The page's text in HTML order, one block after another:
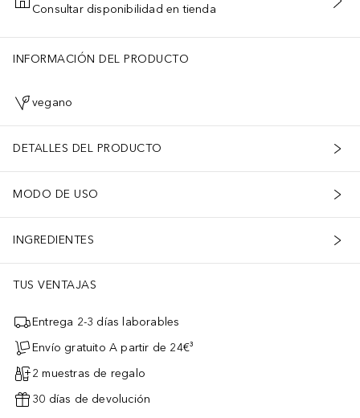
AÑADIR AL CARRITO
Consultar disponibilidad en tienda
INFORMACIÓN DEL PRODUCTO
vegano
DETALLES DEL PRODUCTO
MODO DE USO
INGREDIENTES
TUS VENTAJAS
Entrega 2-3 días laborables
Envío gratuito A partir de 24€³
2 muestras de regalo
30 días de devolución